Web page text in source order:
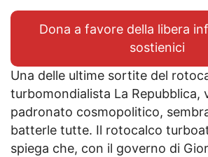
Dona a favore della libera
sostienici
Una delle ultime sortite del
turbomondialista La Repubblica,
padronato cosmopolitico,
batterle tutte. Il rotocalco
spiega che, con il governo di